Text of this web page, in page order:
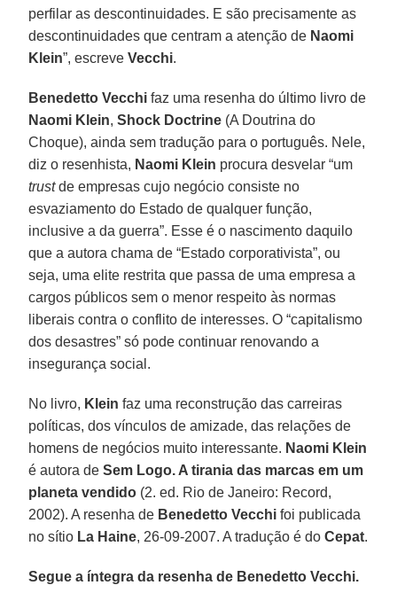
perfilar as descontinuidades. E são precisamente as
descontinuidades que centram a atenção de Naomi
Klein”, escreveVecchi.
Benedetto Vecchi faz uma resenha do último livro de
Naomi Klein,Shock Doctrine (A Doutrina do
Choque), ainda sem tradução para o português. Nele,
diz o resenhista, Naomi Klein procura desvelar “um
trustde empresas cujo negócio consiste no
esvaziamento do Estado de qualquer função,
inclusive a da guerra”. Esse é o nascimento daquilo
que a autora chama de “Estado corporativista”, ou
seja, uma elite restrita que passa de uma empresa a
cargos públicos sem o menor respeito às normas
liberais contra o conflito de interesses. O “capitalismo
dos desastres” só pode continuar renovando a
insegurança social.
No livro, Klein faz uma reconstrução das carreiras
políticas, dos vínculos de amizade, das relações de
homens de negócios muito interessante. Naomi Klein
é autora deSem Logo. A tirania das marcas em um
planeta vendido (2. ed. Rio de Janeiro: Record,
2002). A resenha de Benedetto Vecchi foi publicada
no sítio La Haine, 26-09-2007. A tradução é doCepat.
Segue a íntegra da resenha de Benedetto Vecchi.